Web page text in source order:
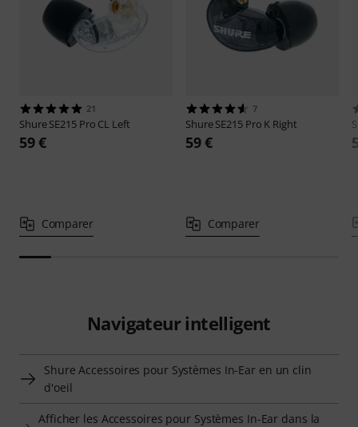
21
ShureSE215 Pro CL Left
59 €
Comparer
7
ShureSE215 Pro K Right
59 €
Comparer
Navigateur intelligent
Shure Accessoires pour Systèmes In-Ear en un clin
d'oeil
Afficher les Accessoires pour Systèmes In-Ear dans la